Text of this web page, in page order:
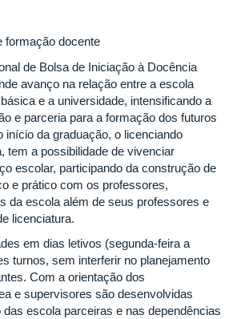
formação docente
de Bolsa de Iniciação à Docência
avanço na relação entre a escola
e a universidade, intensificando a
e parceria para a formação dos futuros
início da graduação, o licenciando
tem a possibilidade de vivenciar
escolar, participando da construção de
e prático com os professores,
da escola além de seus professores e
licenciatura.
em dias letivos (segunda-feira a
turnos, sem interferir no planejamento
Com a orientação dos
e supervisores são desenvolvidas
escola parceiras e nas dependências